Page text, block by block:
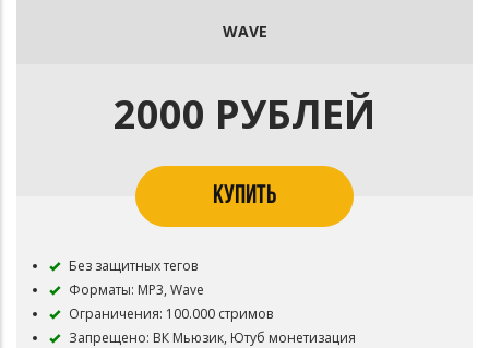
WAVE
2000 РУБЛЕЙ
КУПИТЬ
Без защитных тегов
Форматы: MP3, Wave
Ограничения: 100.000 стримов
Запрещено: ВК Мьюзик, Ютуб монетизация